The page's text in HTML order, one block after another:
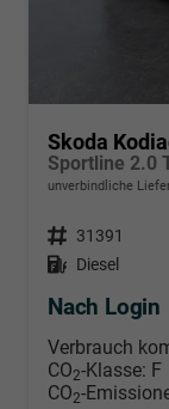
Skoda
unverbindliche
Fahrzeugnr. 31391
Kraftstoff Diesel
Nach Login
Verbrauch
CO2-Klasse: F
CO2-